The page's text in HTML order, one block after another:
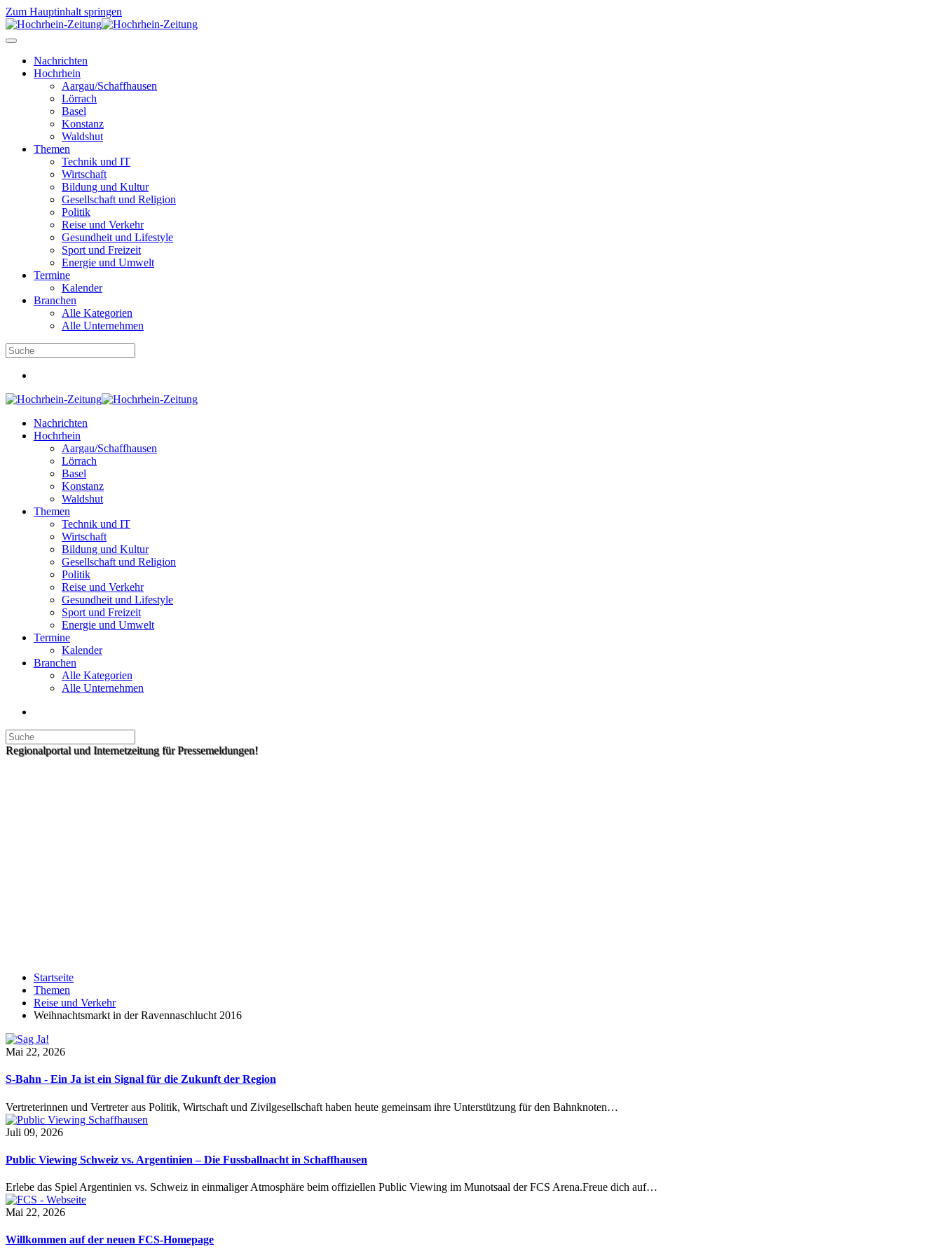
Zum Hauptinhalt springen
Nachrichten
Hochrhein
Aargau/Schaffhausen
Lörrach
Basel
Konstanz
Waldshut
Themen
Technik und IT
Wirtschaft
Bildung und Kultur
Gesellschaft und Religion
Politik
Reise und Verkehr
Gesundheit und Lifestyle
Sport und Freizeit
Energie und Umwelt
Termine
Kalender
Branchen
Alle Kategorien
Alle Unternehmen
Nachrichten
Hochrhein
Aargau/Schaffhausen
Lörrach
Basel
Konstanz
Waldshut
Themen
Technik und IT
Wirtschaft
Bildung und Kultur
Gesellschaft und Religion
Politik
Reise und Verkehr
Gesundheit und Lifestyle
Sport und Freizeit
Energie und Umwelt
Termine
Kalender
Branchen
Alle Kategorien
Alle Unternehmen
Regionalportal und Internetzeitung für Pressemeldungen!
Startseite
Themen
Reise und Verkehr
Weihnachtsmarkt in der Ravennaschlucht 2016
Mai 22, 2026
S-Bahn - Ein Ja ist ein Signal für die Zukunft der Region
Vertreterinnen und Vertreter aus Politik, Wirtschaft und Zivilgesellschaft haben heute gemeinsam ihre Unterstützung für den Bahnknoten…
Juli 09, 2026
Public Viewing Schweiz vs. Argentinien – Die Fussballnacht in Schaffhausen
Erlebe das Spiel Argentinien vs. Schweiz in einmaliger Atmosphäre beim offiziellen Public Viewing im Munotsaal der FCS Arena.Freue dich auf…
Mai 22, 2026
Willkommen auf der neuen FCS-Homepage